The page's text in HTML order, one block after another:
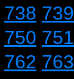
738 739
750 751
762 763